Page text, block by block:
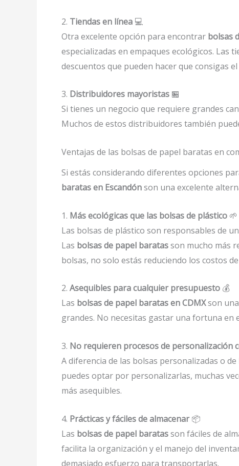
2. Tiendas en línea 💻
Otra excelente opción para encontrar bolsas
especializadas en empaques ecológicos.
descuentos que pueden hacer que consigas
3. Distribuidores mayoristas 🏪
Si tienes un negocio que requiere grandes
Muchos de estos distribuidores también
Ventajas de las bolsas de papel baratas en
Si estás considerando diferentes opciones
baratas en Escandónson una excelente
1. Más ecológicas que las bolsas de plástico 🌱
Las bolsas de plástico son responsables de
Las bolsas de papel baratasson mucho más
bolsas, no solo estás reduciendo los costos
2. Asequibles para cualquier presupuesto 💰
Las bolsas de papel baratas en CDMXson
grandes. No necesitas gastar una fortuna en
3. No requieren procesos de personalización
A diferencia de las bolsas personalizadas o de
puedes optar por personalizarlas, muchas
más asequibles.
4. Prácticas y fáciles de almacenar📦
Las bolsas de papel baratasson fáciles de
facilita la organización y el manejo del
demasiado esfuerzo para transportarlas.